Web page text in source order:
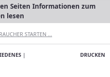
Seiten Informationen zum
lesen
STARTEN ...
DRUCKEN
|